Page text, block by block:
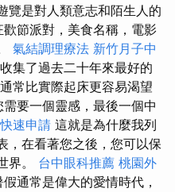
覽是對人類意志和陌生人的
歡節派對，美食名稱，電影
氣結調理療法 新竹月子中
集了過去二十年來最好的
常比實際起床更容易渴望
要一個靈感，最後一個中
速申請 這就是為什麼我列
，在看著您之後，您可以保
界。 台中眼科推薦 桃園外
假通常是偉大的愛情時代，